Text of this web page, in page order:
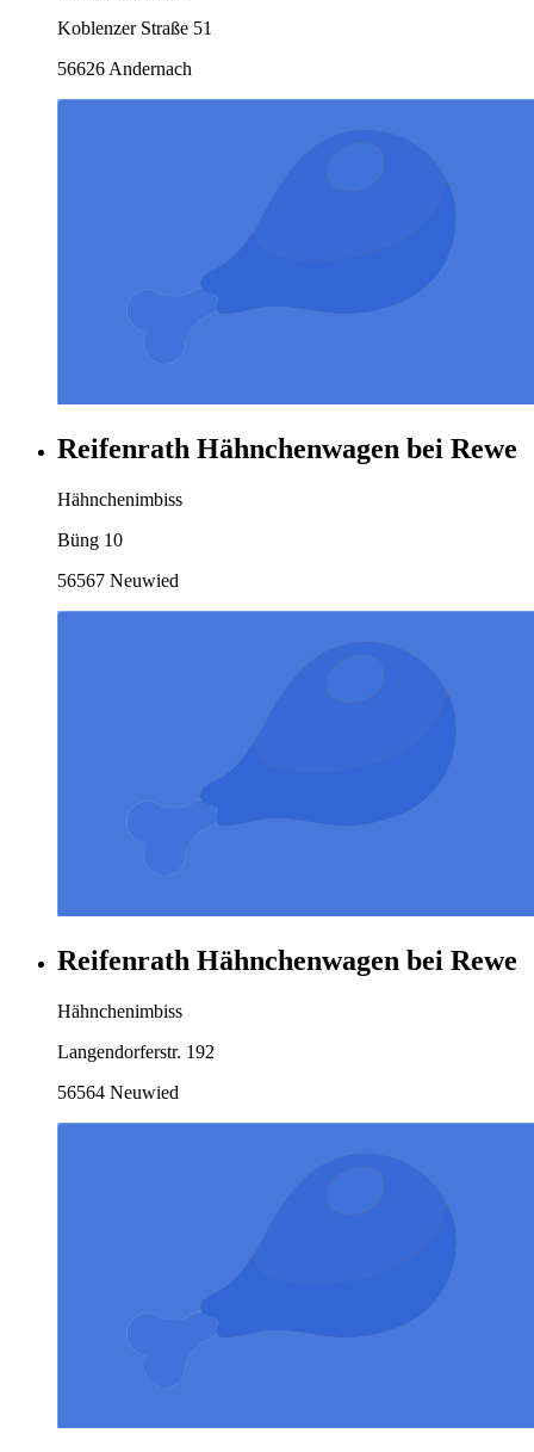
Koblenzer Straße 51
56626 Andernach
Reifenrath Hähnchenwagen bei Rewe
Hähnchenimbiss
Büng 10
56567 Neuwied
Reifenrath Hähnchenwagen bei Rewe
Hähnchenimbiss
Langendorferstr. 192
56564 Neuwied